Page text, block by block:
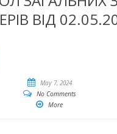
ВІД
May 7, 2024
No Comments
More